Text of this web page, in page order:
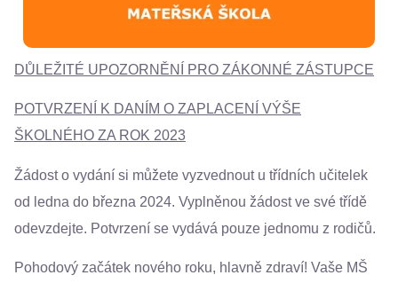
DŮLEŽITÉ UPOZORNĚNÍ PRO ZÁKONNÉ ZÁSTUPCE
POTVRZENÍ K DANÍM O ZAPLACENÍ VÝŠE
ŠKOLNÉHO ZA ROK 2023
Žádost o vydání si můžete vyzvednout u třídních učitelek
od ledna do března 2024. Vyplněnou žádost ve své třídě
odevzdejte. Potvrzení se vydává pouze jednomu z rodičů.
Pohodový začátek nového roku, hlavně zdraví! Vaše MŠ